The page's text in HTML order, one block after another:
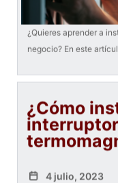
¿Quieres aprender a
negocio? En este
¿Cómo
4 julio, 2023